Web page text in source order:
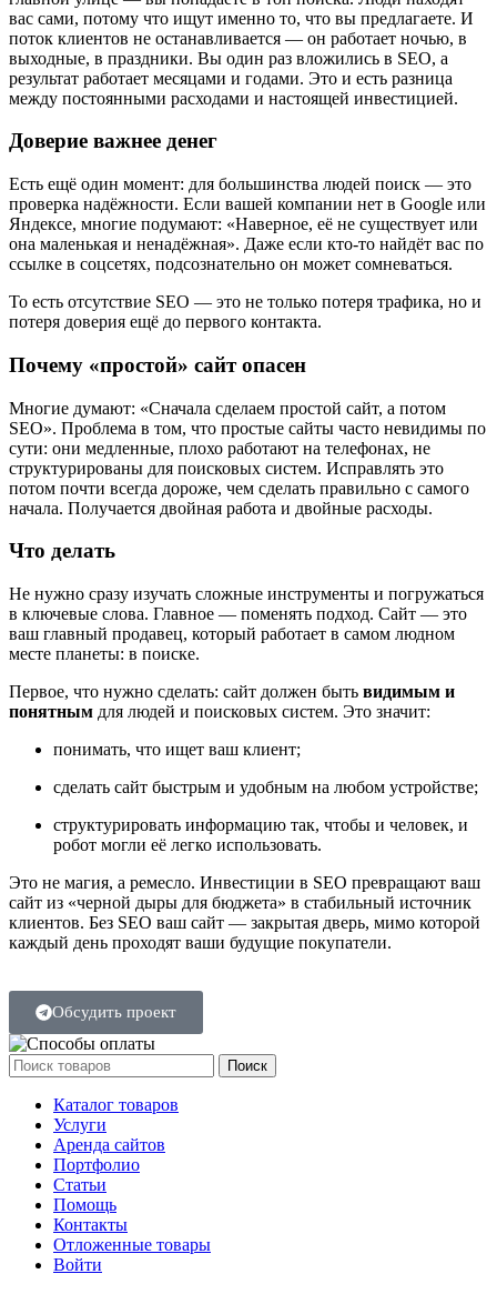
вас сами, потому что ищут именно то, что вы предлагаете. И
поток клиентов не останавливается — он работает ночью, в
выходные, в праздники. Вы один раз вложились в SEO, а
результат работает месяцами и годами. Это и есть разница
между постоянными расходами и настоящей инвестицией.
Доверие важнее денег
Есть ещё один момент: для большинства людей поиск — это
проверка надёжности. Если вашей компании нет в Google или
Яндексе, многие подумают: «Наверное, её не существует или
она маленькая и ненадёжная». Даже если кто-то найдёт вас по
ссылке в соцсетях, подсознательно он может сомневаться.
То есть отсутствие SEO — это не только потеря трафика, но и
потеря доверия ещё до первого контакта.
Почему «простой» сайт опасен
Многие думают: «Сначала сделаем простой сайт, а потом
SEO». Проблема в том, что простые сайты часто невидимы по
сути: они медленные, плохо работают на телефонах, не
структурированы для поисковых систем. Исправлять это
потом почти всегда дороже, чем сделать правильно с самого
начала. Получается двойная работа и двойные расходы.
Что делать
Не нужно сразу изучать сложные инструменты и погружаться
в ключевые слова. Главное — поменять подход. Сайт — это
ваш главный продавец, который работает в самом людном
месте планеты: в поиске.
Первое, что нужно сделать: сайт должен быть видимым и
понятным для людей и поисковых систем. Это значит:
понимать, что ищет ваш клиент;
сделать сайт быстрым и удобным на любом устройстве;
структурировать информацию так, чтобы и человек, и
робот могли её легко использовать.
Это не магия, а ремесло. Инвестиции в SEO превращают ваш
сайт из «черной дыры для бюджета» в стабильный источник
клиентов. Без SEO ваш сайт — закрытая дверь, мимо которой
каждый день проходят ваши будущие покупатели.
Обсудить проект
Поиск
Каталог товаров
Услуги
Аренда сайтов
Портфолио
Статьи
Помощь
Контакты
Отложенные товары
Войти